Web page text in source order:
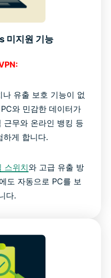
미지원 기능
유출 보호 기능이 없
와 민감한 데이터가
근무와 온라인 뱅킹 등
하게 합니다.
스위치와 고급 유출 방
도 자동으로 PC를 보
다.